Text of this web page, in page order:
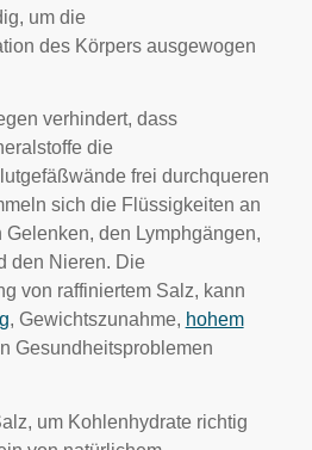
um die
des Körpers ausgewogen
verhindert, dass
die
frei durchqueren
sich die Flüssigkeiten an
den Lymphgängen,
den Nieren. Die
von raffiniertem Salz, kann
, Gewichtszunahme, hohem
Gesundheitsproblemen
um Kohlenhydrate richtig